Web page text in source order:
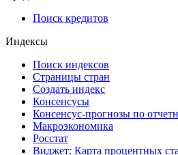
API каталог
Кредиты
Поиск кредитов
Индексы
Поиск индексов
Страницы стран
Создать индекс
Консенсусы